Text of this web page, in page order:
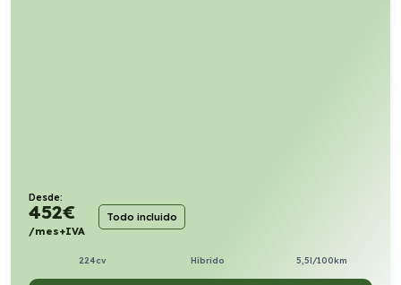
Desde:
452€
/mes+IVA
Todo incluido
224cv Híbrido 5,5l/100km